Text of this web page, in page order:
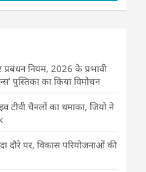
प्रबंधन नियम, 2026 के प्रभावी
पुस्तिका का किया विमोचन
टीवी चैनलों का धमाका, जियो ने
दौरे पर, विकास परियोजनाओं की